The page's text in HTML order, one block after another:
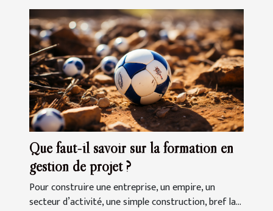
Que faut-il savoir sur la formation en
gestion de projet ?
Pour construire une entreprise, un empire, un
secteur d’activité, une simple construction, bref la...